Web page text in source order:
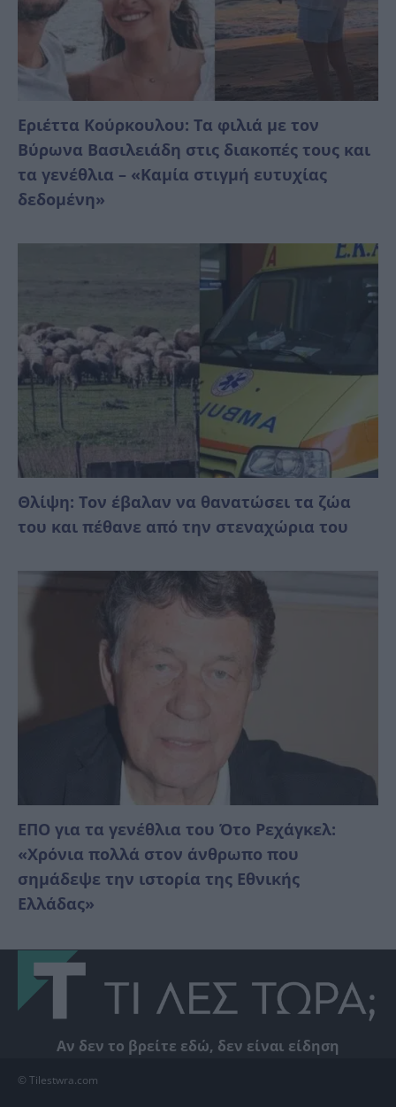
Εριέττα Κούρκουλου: Τα φιλιά με τον
Βύρωνα Βασιλειάδη στις διακοπές τους και
τα γενέθλια – «Καμία στιγμή ευτυχίας
δεδομένη»
Θλίψη: Τον έβαλαν να θανατώσει τα ζώα
του και πέθανε από την στεναχώρια του
ΕΠΟ για τα γενέθλια του Ότο Ρεχάγκελ:
«Χρόνια πολλά στον άνθρωπο που
σημάδεψε την ιστορία της Εθνικής
Ελλάδας»
Αν δεν το βρείτε εδώ, δεν είναι είδηση
© Tilestwra.com